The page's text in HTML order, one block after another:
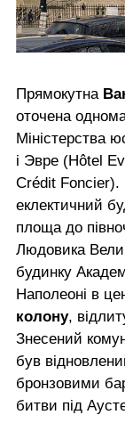
Прямокутна
оточена
Міністерства
і Эвре (Hôtel
Crédit Foncier).
еклектичний
площа до
Людовика
будинку
Наполеоні в
колону,
Знесений
був
бронзовими
битви під